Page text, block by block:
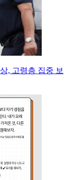
, 고령층 집중 보